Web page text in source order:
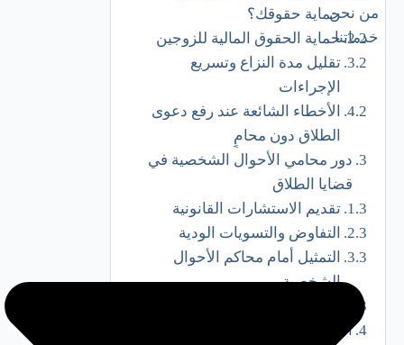
من نحن
خدماتنا
حماية حقوقك؟
حماية الحقوق المالية للزوجين
تقليل مدة النزاع وتسريع
الإجراءات
الأخطاء الشائعة عند رفع دعوى
الطلاق دون محامٍ
دور محامي الأحوال الشخصية في
قضايا الطلاق
تقديم الاستشارات القانونية
التفاوض والتسويات الودية
التمثيل أمام محاكم الأحوال
الشخصية
أنواع قضايا الطلاق التي نتولى متابعتها